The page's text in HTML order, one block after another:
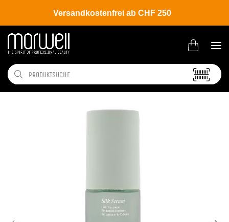
Versandkostenfrei ab CHF 250
Shop Brands L'ANZA Strength